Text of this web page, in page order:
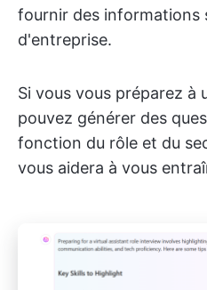
fournir des informations
d'entreprise.
Si vous vous préparez à
pouvez générer des
fonction du rôle et du
vous aidera à vous